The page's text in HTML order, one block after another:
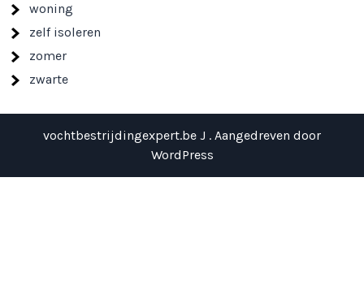
woning
zelf isoleren
zomer
zwarte
vochtbestrijdingexpert.be J . Aangedreven door
WordPress